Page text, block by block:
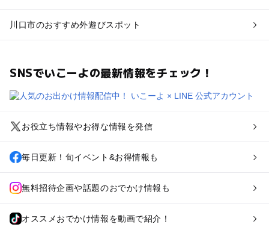
川口市のおすすめ外遊びスポット
SNSでいこーよの最新情報をチェック！
お役立ち情報やお得な情報を発信
毎日更新！旬イベント&お得情報も
無料招待企画や話題のおでかけ情報も
オススメおでかけ情報を動画で紹介！